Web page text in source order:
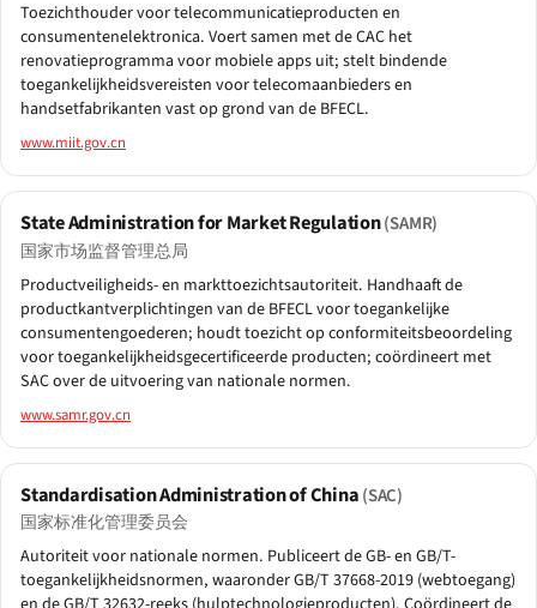
Toezichthouder voor telecommunicatieproducten en
consumentenelektronica. Voert samen met de CAC het
renovatieprogramma voor mobiele apps uit; stelt bindende
toegankelijkheidsvereisten voor telecomaanbieders en
handsetfabrikanten vast op grond van de BFECL.
www.miit.gov.cn
State Administration for Market Regulation(SAMR)
国家市场监督管理总局
Product­veiligheids- en markttoezichtsautoriteit. Handhaaft de
product­kant­verplichtingen van de BFECL voor toegankelijke
consumenten­goederen; houdt toezicht op conformiteitsbeoordeling
voor toegankelijkheids­gecertificeerde producten; coördineert met
SAC over de uitvoering van nationale normen.
www.samr.gov.cn
Standardisation Administration of China(SAC)
国家标准化管理委员会
Autoriteit voor nationale normen. Publiceert de GB- en GB/T-
toegankelijkheidsnormen, waaronder GB/T 37668-2019 (webtoegang)